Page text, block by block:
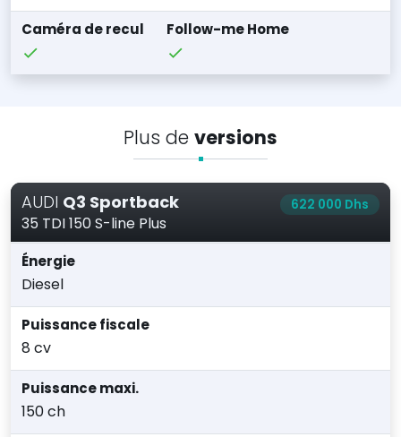
Caméra de recul Follow-me Home
Plus de versions
AUDI Q3 Sportback
35 TDI 150 S-line Plus
622 000 Dhs
Énergie
Diesel
Puissance fiscale
8 cv
Puissance maxi.
150 ch